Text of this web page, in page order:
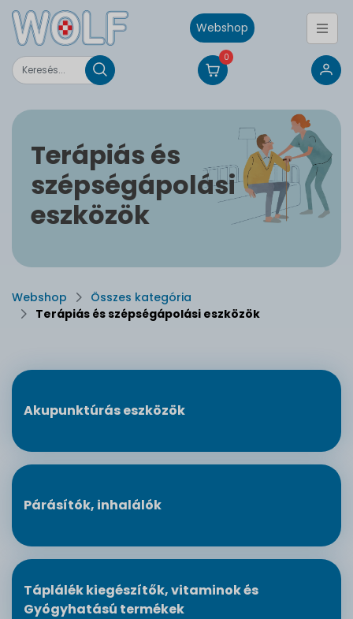
Webshop
0
Terápiás és
szépségápolási
eszközök
Webshop
Összes kategória
Terápiás és szépségápolási eszközök
Akupunktúrás eszközök
Párásítók, inhalálók
Táplálék kiegészítők, vitaminok és
Gyógyhatású termékek